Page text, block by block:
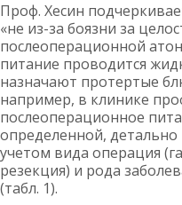
Проф. Хесин
«не из-за боязни за
послеоперационной
питание проводится
назначают протертые
например, в клинике
послеоперационное
определенной, детально
учетом вида операция
резекция) и рода
(табл. 1).